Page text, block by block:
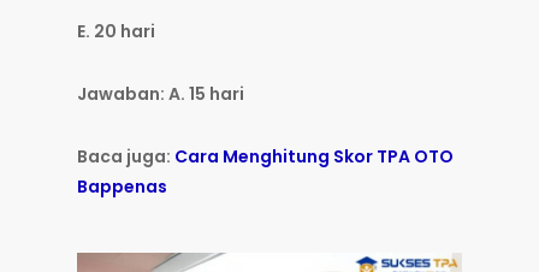
E. 20 hari
Jawaban: A. 15 hari
Baca juga: Cara Menghitung Skor TPA OTO
Bappenas